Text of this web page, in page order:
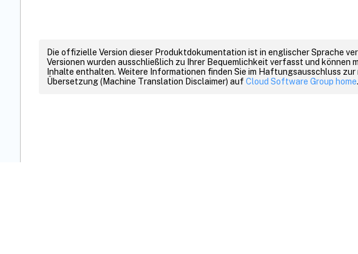
Die offizielle Version dieser Produktdokumentation ist in englischer Sprache
Versionen wurden ausschließlich zu Ihrer Bequemlichkeit verfasst und können
Inhalte enthalten. Weitere Informationen finden Sie im Haftungsausschluss zur
Übersetzung (Machine Translation Disclaimer) auf Cloud Software Group home.